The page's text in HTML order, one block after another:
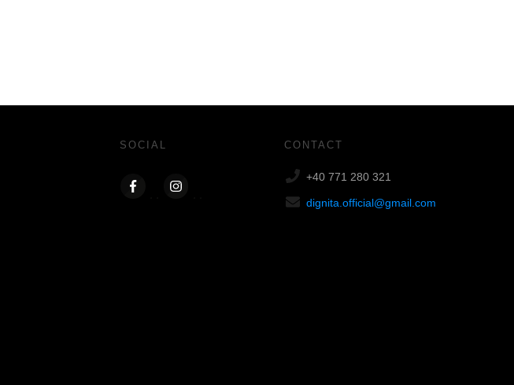
SOCIAL CONTACT
+40 771 280 321
dignita.official@gmail.com